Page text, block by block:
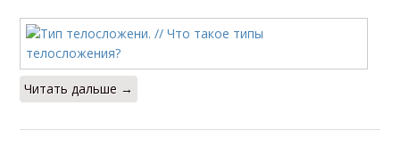
Читать дальше →